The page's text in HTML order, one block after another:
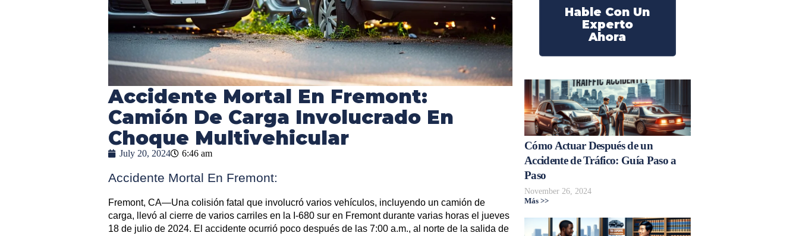
Accidente Mortal En Fremont:
Camión De Carga Involucrado En
Choque Multivehicular
July 20, 2024 6:46 am
Accidente Mortal En Fremont:
Fremont, CA—Una colisión fatal que involucró varios vehículos, incluyendo un camión de
carga, llevó al cierre de varios carriles en la I-680 sur en Fremont durante varias horas el jueves
18 de julio de 2024. El accidente ocurrió poco después de las 7:00 a.m., al norte de la salida de
Hable Con Un
Experto
Ahora
Cómo Actuar Después de un
Accidente de Tráfico: Guía Paso a
Paso
November 26, 2024
Más >>